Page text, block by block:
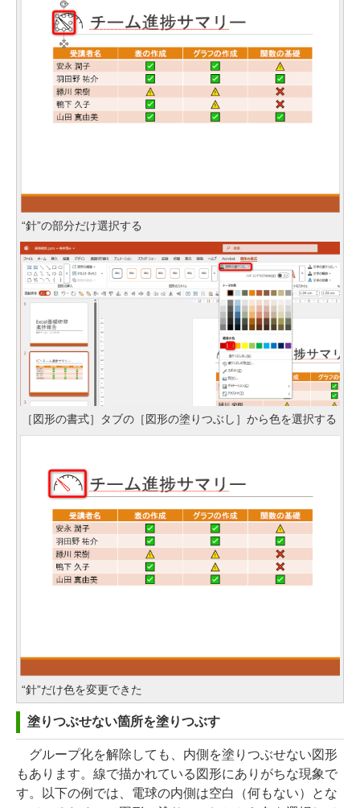
“針”の部分だけ選択する
［図形の書式］タブの［図形の塗りつぶし］から色を選択する
“針”だけ色を変更できた
塗りつぶせない箇所を塗りつぶす
グループ化を解除しても、内側を塗りつぶせない図形
もあります。線で描かれている図形にありがちな現象で
す。以下の例では、電球の内側は空白（何もない）とな